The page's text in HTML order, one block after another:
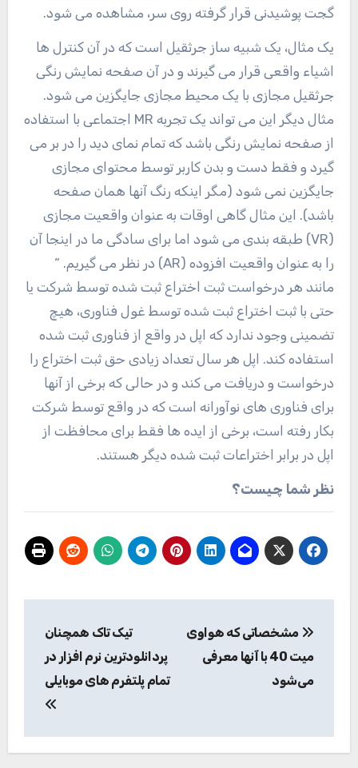
گجت پوشیدنی قرار گرفته روی سر، مشاهده می شود.
یک مثال، یک شبیه ساز جرثقیل است که در آن کنترل ها
اشیاء واقعی قرار می گیرند و در آن صفحه نمایش رنگی
جرثقیل مجازی با یک محیط مجازی جایگزین می شود.
مثال دیگر این می تواند یک تجربه MR اجتماعی با استفاده
از صفحه نمایش رنگی باشد که تمام نمای دید را در بر می
گیرد و فقط دست و بدن کاربر توسط محتوای مجازی
جایگزین نمی شود (مگر اینکه رنگ آنها همان صفحه
باشد). این مثال گاهی اوقات به عنوان واقعیت مجازی
(VR) طبقه بندی می شود اما برای سادگی ما در اینجا آن
را به عنوان واقعیت افزوده (AR) در نظر می گیریم. “
مانند هر درخواست ثبت اختراع ثبت شده توسط شرکت یا
حتی با ثبت اختراع ثبت شده توسط غول فناوری، هیچ
تضمینی وجود ندارد که اپل در واقع از فناوری ثبت شده
استفاده کند. اپل هر سال تعداد زیادی حق ثبت اختراع را
درخواست و دریافت می کند و در حالی که برخی از آنها
برای فناوری های نوآورانه است که در واقع توسط شرکت
بکار رفته است، برخی از ایده ها فقط برای محافظت از
اپل در برابر اختراعات ثبت شده دیگر هستند.
نظر شما چیست؟
نوشته
مشخصاتی که هواوی
میت 40 با آنها معرفی
می‌شود
تیک تاک همچنان
پردانلودترین نرم افزار در
تمام پلتفرم های موبایلی